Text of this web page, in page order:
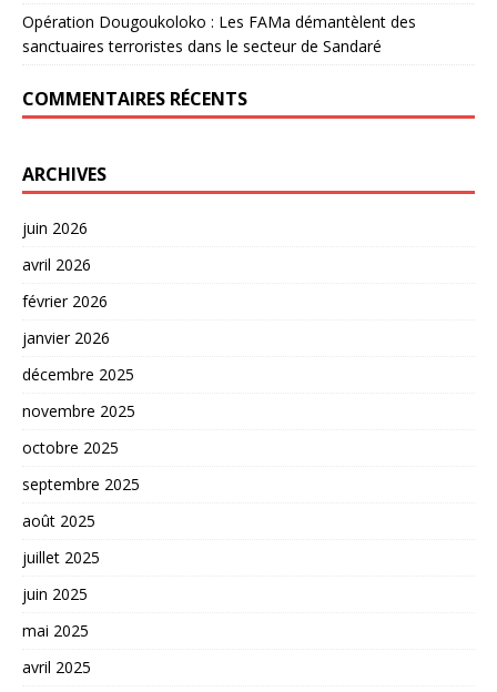
Opération Dougoukoloko : Les FAMa démantèlent des
sanctuaires terroristes dans le secteur de Sandaré
COMMENTAIRES RÉCENTS
ARCHIVES
juin 2026
avril 2026
février 2026
janvier 2026
décembre 2025
novembre 2025
octobre 2025
septembre 2025
août 2025
juillet 2025
juin 2025
mai 2025
avril 2025